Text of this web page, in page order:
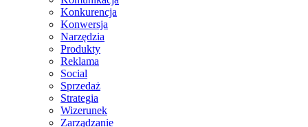
Konkurencja
Konwersja
Narzędzia
Produkty
Reklama
Social
Sprzedaż
Strategia
Wizerunek
Zarządzanie